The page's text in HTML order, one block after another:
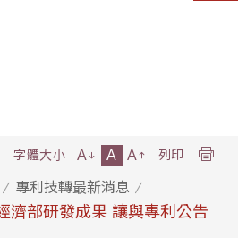
專利技轉最新消息
濟部研發成果 讓與專利公告
字體大小 A A A 列印